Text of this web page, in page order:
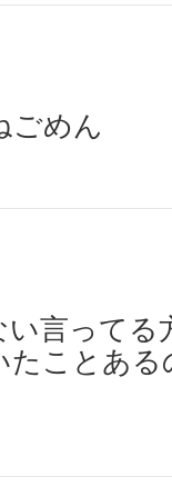
ごめん
言ってる
たことあ